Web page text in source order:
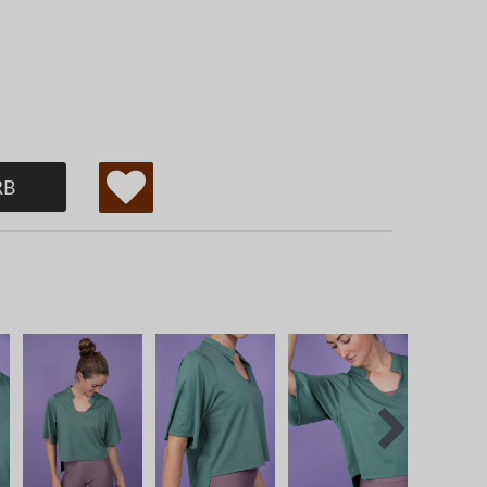
W
ch
lis
te